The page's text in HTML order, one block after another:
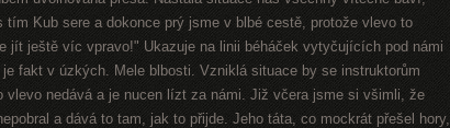
Kub sere a dokonce prý jsme v blbé cestě, protože vlevo to
jít ještě víc vpravo!" Ukazuje na linii béháček vytyčujících pod námi
fakt v úzkých. Mele blbosti. Vzniklá situace by se instruktorům
vlevo nedává a je nucen lízt za námi. Již včera jsme si všimli, že
a dává to tam, jak to přijde. Jeho táta, co mockrát přešel hory,